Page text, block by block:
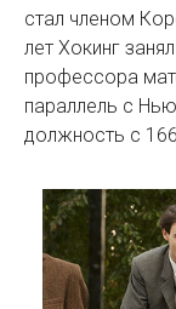
стал членом
лет Хокинг
профессора
параллель с
должность с